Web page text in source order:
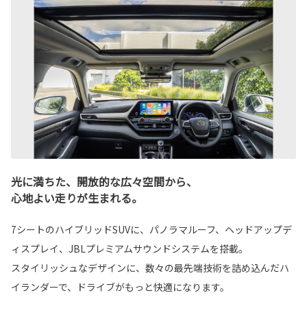
光に満ちた、開放的な広々空間から、
心地よい走りが生まれる。
7シートのハイブリッドSUVに、パノラマルーフ、ヘッドアップデ
ィスプレイ、JBLプレミアムサウンドシステムを搭載。
スタイリッシュなデザインに、数々の最先端技術を詰め込んだハ
イランダーで、ドライブがもっと快適になります。